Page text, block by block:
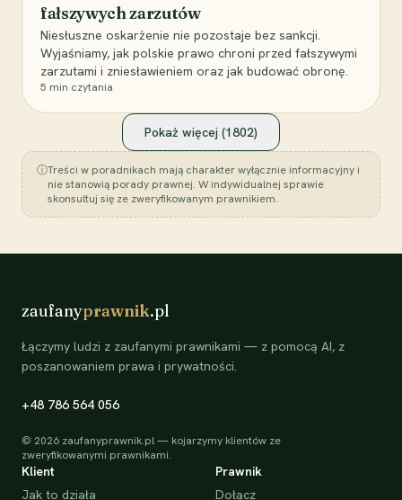
fałszywych zarzutów
Niesłuszne oskarżenie nie pozostaje bez sankcji.
Wyjaśniamy, jak polskie prawo chroni przed fałszywymi
zarzutami i zniesławieniem oraz jak budować obronę.
5 min czytania
Pokaż więcej (1802)
ⓘTreści w poradnikach mają charakter wyłącznie informacyjny i
nie stanowią porady prawnej. W indywidualnej sprawie
skonsultuj się ze zweryfikowanym prawnikiem.
zaufanyprawnik.pl
Łączymy ludzi z zaufanymi prawnikami — z pomocą AI, z
poszanowaniem prawa i prywatności.
+48 786 564 056
© 2026 zaufanyprawnik.pl — kojarzymy klientów ze
zweryfikowanymi prawnikami.
Klient
Jak to działa
Prawnik
Dołącz